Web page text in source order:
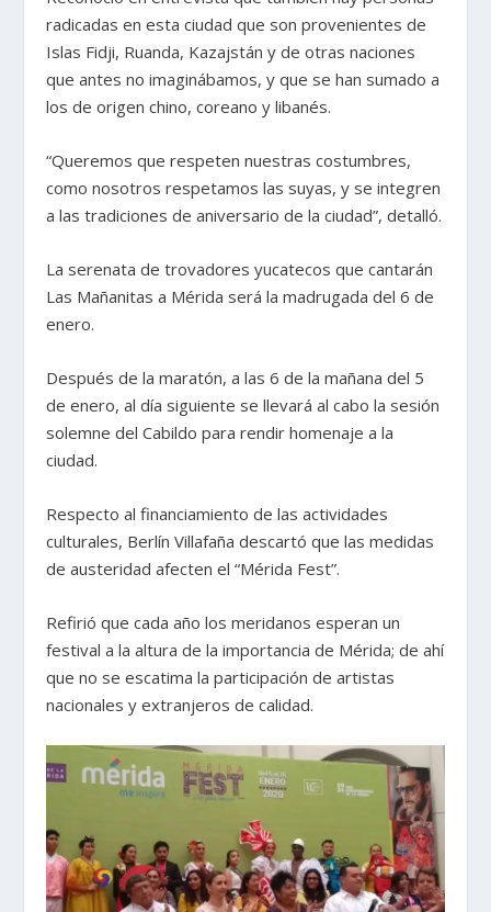
radicadas en esta ciudad que son provenientes de
Islas Fidji, Ruanda, Kazajstán y de otras naciones
que antes no imaginábamos, y que se han sumado a
los de origen chino, coreano y libanés.
“Queremos que respeten nuestras costumbres,
como nosotros respetamos las suyas, y se integren
a las tradiciones de aniversario de la ciudad”, detalló.
La serenata de trovadores yucatecos que cantarán
Las Mañanitas a Mérida será la madrugada del 6 de
enero.
Después de la maratón, a las 6 de la mañana del 5
de enero, al día siguiente se llevará al cabo la sesión
solemne del Cabildo para rendir homenaje a la
ciudad.
Respecto al financiamiento de las actividades
culturales, Berlín Villafaña descartó que las medidas
de austeridad afecten el “Mérida Fest”.
Refirió que cada año los meridanos esperan un
festival a la altura de la importancia de Mérida; de ahí
que no se escatima la participación de artistas
nacionales y extranjeros de calidad.